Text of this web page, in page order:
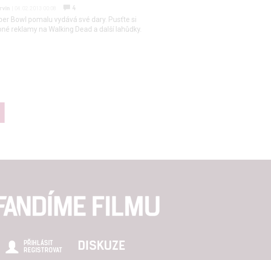
4
Bowl pomalu vydává své dary. Pusťte si
reklamy na Walking Dead a další lahůdky.
PŘIHLÁSIT
REGISTROVAT
DISKUZE